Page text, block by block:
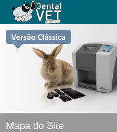
Mapa do Site